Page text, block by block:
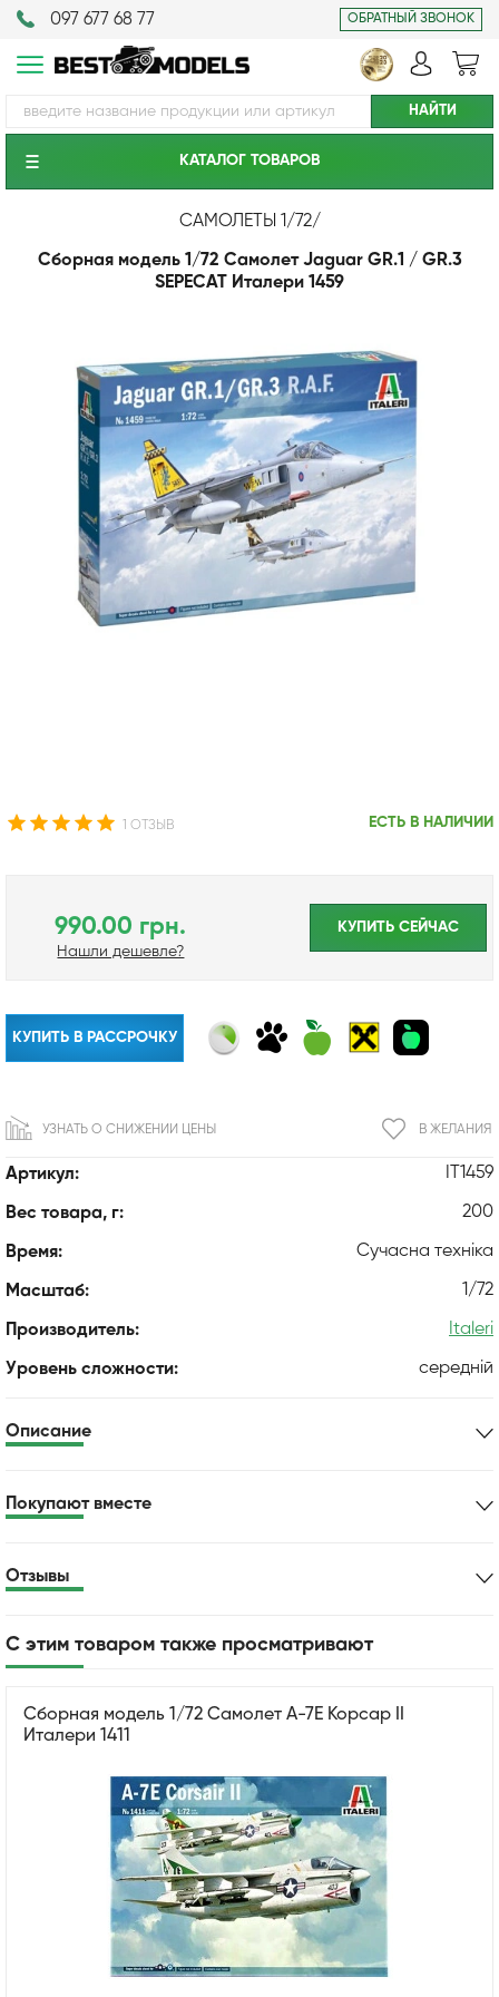
097 677 68 77 ОБРАТНЫЙ ЗВОНОК
КАТАЛОГ ТОВАРОВ
САМОЛЕТЫ 1/72/
Cборная модель 1/72 Самолет Jaguar GR.1 / GR.3
SEPECAT Италери 1459
1 ОТЗЫВ ЕСТЬ В НАЛИЧИИ
Артикул: IT1459
Вес товара, г: 200
Время: Сучасна техніка
Масштаб: 1/72
Производитель: Italeri
Уровень сложности: середній
990.00 грн.
Нашли дешевле?
КУПИТЬ CЕЙЧАС
КУПИТЬ В РАССРОЧКУ
В ЖЕЛАНИЯ
УЗНАТЬ О СНИЖЕНИИ ЦЕНЫ
Описание
Покупают вместе
Отзывы
С этим товаром также просматривают
Cборная модель 1/72 Самолет A-7E Корсар II
Италери 1411